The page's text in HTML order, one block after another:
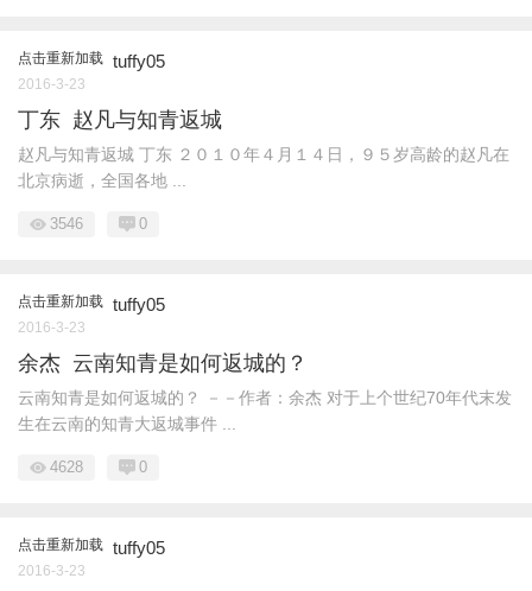
点击重新加载 tuffy05
2016-3-23
丁东 赵凡与知青返城
赵凡与知青返城 丁东 ２０１０年４月１４日，９５岁高龄的赵凡在
北京病逝，全国各地 ...
3546 0
点击重新加载 tuffy05
2016-3-23
余杰 云南知青是如何返城的？
云南知青是如何返城的？ －－作者：余杰 对于上个世纪70年代末发
生在云南的知青大返城事件 ...
4628 0
点击重新加载 tuffy05
2016-3-23